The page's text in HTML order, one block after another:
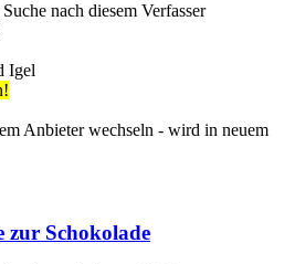
Suche nach diesem Verfasser
Igel
Anbieter wechseln - wird in neuem
zur Schokolade